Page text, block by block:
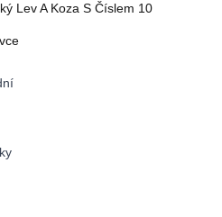
Lev A Koza S Číslem 10